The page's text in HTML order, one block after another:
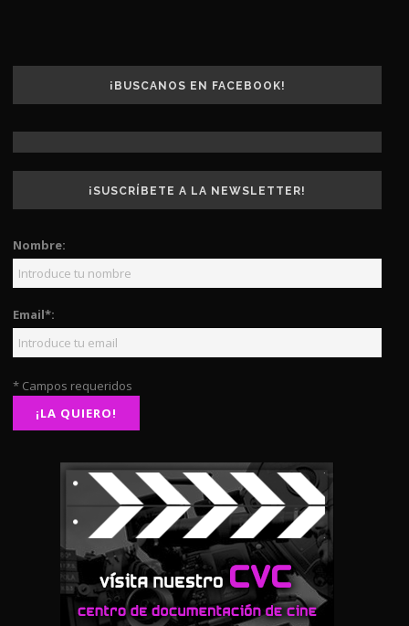
¡BUSCANOS EN FACEBOOK!
¡SUSCRÍBETE A LA NEWSLETTER!
Nombre:
Email*:
* Campos requeridos